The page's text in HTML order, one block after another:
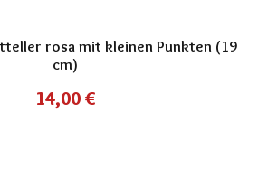
rosa mit kleinen Punkten (19
cm)
14,00 €